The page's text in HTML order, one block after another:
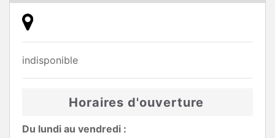
indisponible
Horaires d'ouverture
Du lundi au vendredi :